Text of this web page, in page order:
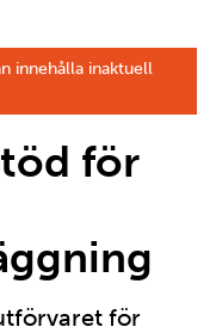
innehålla inaktuell
för
för